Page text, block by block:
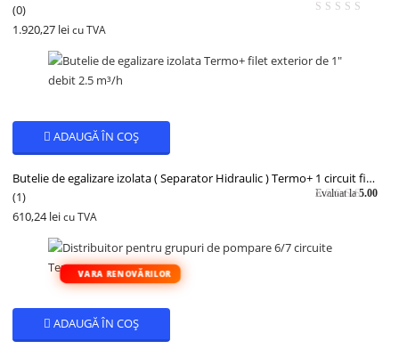
(0)
1.920,27 lei cu TVA
ADAUGĂ ÎN COȘ
Butelie de egalizare izolata ( Separator Hidraulic ) Termo+ 1 circuit filet exterior de 1″ debit 2.5 m³/h
Evaluat la5.00
(1)
610,24lei cu TVA
VARA RENOVĂRILOR
ADAUGĂ ÎN COȘ